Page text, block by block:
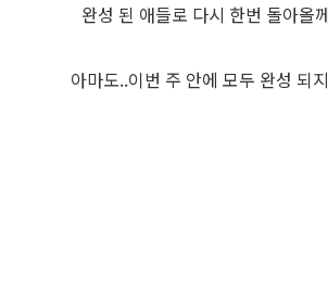
완성 된 애들로 다시 한번 돌아올
아마도..이번 주 안에 모두 완성 되